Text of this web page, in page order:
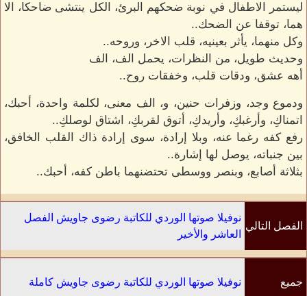
ليستمر الاطفال في نوبة ضحكهم البرئ، الكل ينتشى ضاحكا، الا
هما، توقفا عن الضحك..
وكل منهما، يأثر بعينيه، قلب الاخر، وروحه..
وحديث طويل، من النظرات، يحمل الف، الف
أهه عشق، ودقات قلب، وخفقات روح..
ودموع وجد، وزفرات حنين، و، الف معنى، لكلمة واحدة، أحبك،
اتمناكِ، وأرغبكِ، وأريدكِ، أتوق لقربكِ، اشتاق لوصلكِ..
رفع كفه رغما عنه، وبلا إرادة، سوى إرادة ذاك القلب الخافق،
بين جنباته، يوصل لها إشارة..
بثلاثة أصابع، وبنصر ووسطى تحتضنهما باطن كفه، أحبك..
الفصل التالي
نوفيلا صوتها الوردي للكاتبة رضوى جاويش الفصل
العاشر والأخير
جميع نوفيلا صوتها الوردي للكاتبة رضوى جاويش كاملة